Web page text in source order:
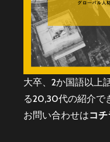
大卒、2か国語以上
る20,30代の紹介で
お問い合わせはコチ